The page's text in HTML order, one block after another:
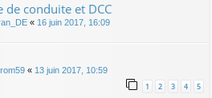
conduite et DCC
« 16 juin 2017, 16:09
« 13 juin 2017, 10:59
1 2 3 4 5